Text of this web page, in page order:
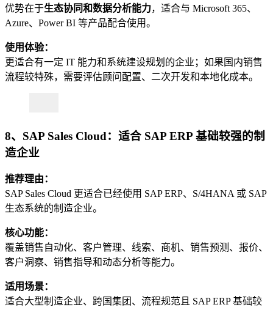
优势在于生态协同和数据分析能力，适合与 Microsoft 365、
Azure、Power BI 等产品配合使用。
使用体验：
更适合有一定 IT 能力和系统建设规划的企业；如果国内销售
流程较特殊，需要评估顾问配置、二次开发和本地化成本。
8、SAP Sales Cloud：适合 SAP ERP 基础较强的制
造企业
推荐理由：
SAP Sales Cloud 更适合已经使用 SAP ERP、S/4HANA 或 SAP
生态系统的制造企业。
核心功能：
覆盖销售自动化、客户管理、线索、商机、销售预测、报价、
客户洞察、销售指导和动态分析等能力。
适用场景：
适合大型制造企业、跨国集团、流程规范且 SAP ERP 基础较